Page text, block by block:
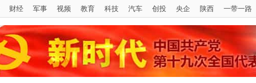
财经 军事 视频 教育 科技 汽车 创投 央企 陕西 一带一路